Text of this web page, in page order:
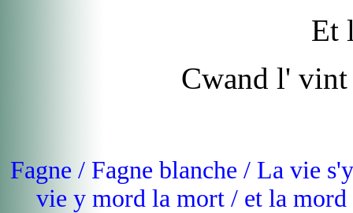
Et
Cwand l'
Fagne / Fagne blanche / La vie
vie y mord la mort / et la